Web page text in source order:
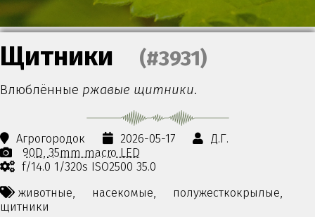
Щитники (#3931)
Влюблённые ржавые щитники.
Агрогородок 2026-05-17
Д.Г.
90D 35mm macro LED
f/14.0 1/320s ISO2500 35.0
животные,
насекомые,
полужесткокрылые,
щитники